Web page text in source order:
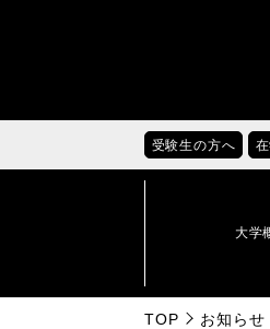
受験生の方へ
大学
TOP お知らせ